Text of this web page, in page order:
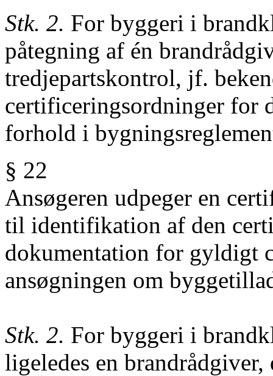
Stk. 2. For byggeri i
påtegning af én
tredjepartskontrol, jf.
certificeringsordninger for
forhold i
§ 22
Ansøgeren udpeger en
til identifikation af den
dokumentation for gyldigt
ansøgningen om
Stk. 2. For byggeri i
ligeledes en